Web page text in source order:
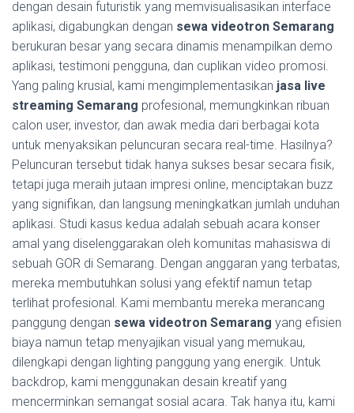
dengan desain futuristik yang memvisualisasikan interface
aplikasi, digabungkan dengan sewa videotron Semarang
berukuran besar yang secara dinamis menampilkan demo
aplikasi, testimoni pengguna, dan cuplikan video promosi.
Yang paling krusial, kami mengimplementasikan jasa live
streaming Semarang profesional, memungkinkan ribuan
calon user, investor, dan awak media dari berbagai kota
untuk menyaksikan peluncuran secara real-time. Hasilnya?
Peluncuran tersebut tidak hanya sukses besar secara fisik,
tetapi juga meraih jutaan impresi online, menciptakan buzz
yang signifikan, dan langsung meningkatkan jumlah unduhan
aplikasi. Studi kasus kedua adalah sebuah acara konser
amal yang diselenggarakan oleh komunitas mahasiswa di
sebuah GOR di Semarang. Dengan anggaran yang terbatas,
mereka membutuhkan solusi yang efektif namun tetap
terlihat profesional. Kami membantu mereka merancang
panggung dengan sewa videotron Semarang yang efisien
biaya namun tetap menyajikan visual yang memukau,
dilengkapi dengan lighting panggung yang energik. Untuk
backdrop, kami menggunakan desain kreatif yang
mencerminkan semangat sosial acara. Tak hanya itu, kami